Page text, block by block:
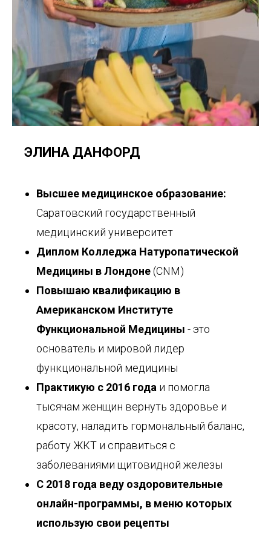
ЭЛИНА ДАНФОРД
Высшее медицинское образование:
Саратовский государственный
медицинский университет
Диплом Колледжа Натуропатической
Медицины в Лондоне(CNM)
Повышаю квалификацию в
Американском Институте
Функциональной Медицины - это
основатель и мировой лидер
функциональной медицины
Практикую с 2016 года и помогла
тысячам женщин вернуть здоровье и
красоту, наладить гормональный баланс,
работу ЖКТ и справиться с
заболеваниями щитовидной железы
С 2018 года веду оздоровительные
онлайн-программы, в меню которых
использую свои рецепты